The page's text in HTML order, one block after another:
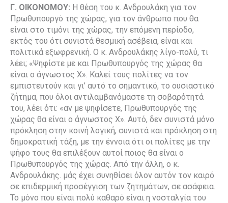
Γ. ΟΙΚΟΝΟΜΟΥ: Η θέση του κ. Ανδρουλάκη για τον
Πρωθυπουργό της χώρας, για τον άνθρωπο που θα
είναι στο τιμόνι της χώρας, την επόμενη περίοδο,
εκτός του ότι συνιστά θεσμική ασέβεια, είναι και
πολιτικά εξωφρενική. Ο κ. Ανδρουλάκης λίγο-πολύ, τι
λέει; «Ψηφίστε με και Πρωθυπουργός της χώρας θα
είναι ο άγνωστος Χ». Καλεί τους πολίτες να τον
εμπιστευτούν και γι’ αυτό το σημαντικό, το ουσιαστικό
ζήτημα, που όλοι αντιλαμβανόμαστε τη σοβαρότητά
του, λέει ότι: «αν με ψηφίσετε, Πρωθυπουργός της
χώρας θα είναι ο άγνωστος Χ». Αυτό, δεν συνιστά μόνο
πρόκληση στην κοινή λογική, συνιστά και πρόκληση στη
δημοκρατική τάξη, με την έννοια ότι οι πολίτες με την
ψήφο τους θα επιλέξουν αυτοί ποιος θα είναι ο
Πρωθυπουργός της χώρας. Από την άλλη, ο κ.
Ανδρουλάκης. μάς έχει συνηθίσει όλον αυτόν τον καιρό
σε επιδερμική προσέγγιση των ζητημάτων, σε ασάφεια.
Το μόνο που είναι πολύ καθαρό είναι η νοσταλγία του